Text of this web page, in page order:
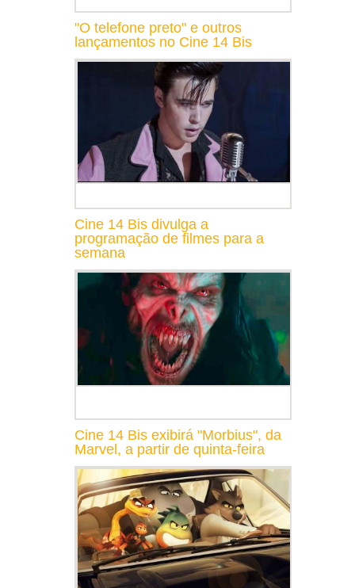
"O telefone preto" e outros
lançamentos no Cine 14 Bis
Cine 14 Bis divulga a
programação de filmes para a
semana
Cine 14 Bis exibirá "Morbius", da
Marvel, a partir de quinta-feira